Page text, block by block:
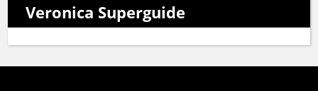
Veronica Superguide